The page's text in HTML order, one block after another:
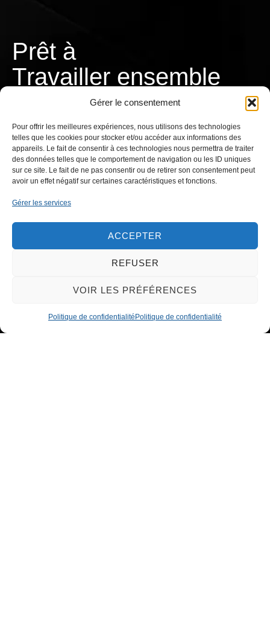
Gérer le consentement
Pour offrir les meilleures expériences, nous utilisons des technologies
telles que les cookies pour stocker et/ou accéder aux informations des
appareils. Le fait de consentir à ces technologies nous permettra de traiter
des données telles que le comportement de navigation ou les ID uniques
sur ce site. Le fait de ne pas consentir ou de retirer son consentement peut
avoir un effet négatif sur certaines caractéristiques et fonctions.
Gérer les services
ACCEPTER
REFUSER
VOIR LES PRÉFÉRENCES
Politique de confidentialité Politique de confidentialité
Prêt à
Travailler
ensemble ?
CONTACTEZ-NOUS